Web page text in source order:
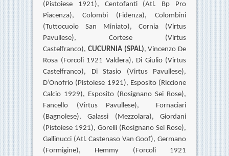
(Pistoiese 1921), Centofanti (Atl. Bp Pro
Piacenza), Colombi (Fidenza), Colombini
(Tuttocuoio San Miniato), Cornia (Virtus
Pavullese), Cortese (Virtus
Castelfranco), CUCURNIA (SPAL), Vincenzo De
Rosa (Forcoli 1921 Valdera), Di Giulio (Virtus
Castelfranco), Di Stasio (Virtus Pavullese),
D’Onofrio (Pistoiese 1921), Esposito (Riccione
Calcio 1929), Esposito (Rosignano Sei Rose),
Fancello (Virtus Pavullese), Fornaciari
(Bagnolese), Galassi (Mezzolara), Giordani
(Pistoiese 1921), Gorelli (Rosignano Sei Rose),
Gallinucci (Atl. Castenaso Van Goof), Germano
(Formigine), Hemmy (Forcoli 1921